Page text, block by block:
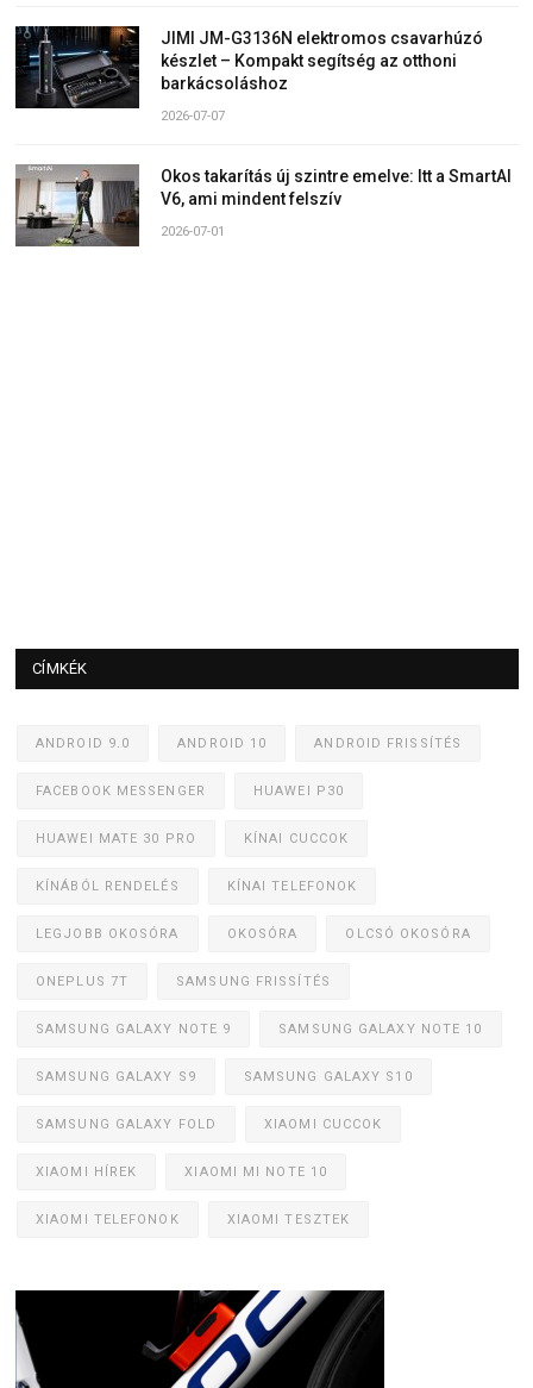
JIMI JM-G3136N elektromos csavarhúzó
készlet – Kompakt segítség az otthoni
barkácsoláshoz
2026-07-07
Okos takarítás új szintre emelve: Itt a SmartAI
V6, ami mindent felszív
2026-07-01
CÍMKÉK
ANDROID 9.0 ANDROID 10 ANDROID FRISSÍTÉS
FACEBOOK MESSENGER HUAWEI P30
HUAWEI MATE 30 PRO KÍNAI CUCCOK
KÍNÁBÓL RENDELÉS KÍNAI TELEFONOK
LEGJOBB OKOSÓRA OKOSÓRA OLCSÓ OKOSÓRA
ONEPLUS 7T SAMSUNG FRISSÍTÉS
SAMSUNG GALAXY NOTE 9 SAMSUNG GALAXY NOTE 10
SAMSUNG GALAXY S9 SAMSUNG GALAXY S10
SAMSUNG GALAXY FOLD XIAOMI CUCCOK
XIAOMI HÍREK XIAOMI MI NOTE 10
XIAOMI TELEFONOK XIAOMI TESZTEK